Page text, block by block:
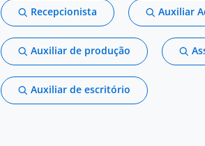
Recepcionista Auxiliar
Auxiliar de produção
Auxiliar de escritório